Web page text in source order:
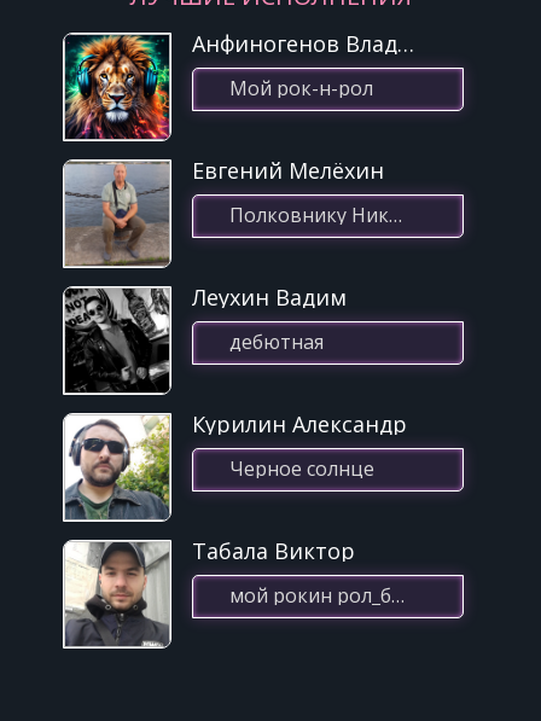
Би-2
Держаться За Воздух
Би-2
Би-2
Реки Любви
Летчик
Анфиногенов Владимир
Мой рок-н-рол
Евгений Мелёхин
Полковнику Никто Не Пишет(18.04.2022 10:34)
Леухин Вадим
дебютная
Курилин Александр
Черное солнце
Табала Виктор
мой рокин рол_би 2